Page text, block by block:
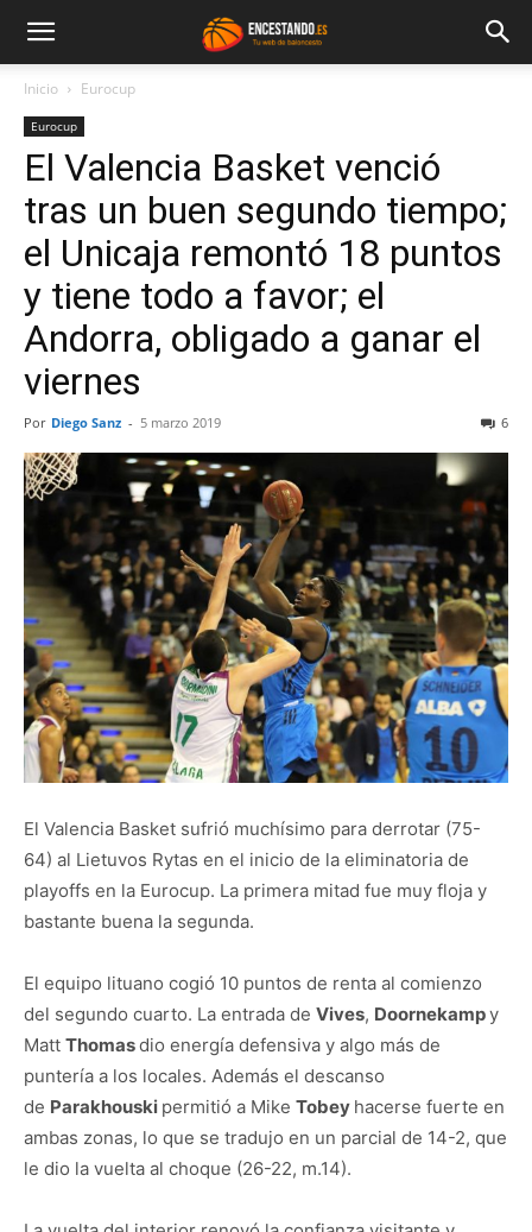
Inicio Eurocup
Eurocup
El Valencia Basket venció
tras un buen segundo tiempo;
el Unicaja remontó 18 puntos
y tiene todo a favor; el
Andorra, obligado a ganar el
viernes
Por Diego Sanz - 5 marzo 2019 6
El Valencia Basket sufrió muchísimo para derrotar (75-
64) al Lietuvos Rytas en el inicio de la eliminatoria de
playoffs en la Eurocup. La primera mitad fue muy floja y
bastante buena la segunda.
El equipo lituano cogió 10 puntos de renta al comienzo
del segundo cuarto. La entrada de Vives, Doornekampy
Matt Thomasdio energía defensiva y algo más de
puntería a los locales. Además el descanso
de Parakhouski permitió a Mike Tobey hacerse fuerte en
ambas zonas, lo que se tradujo en un parcial de 14-2, que
le dio la vuelta al choque (26-22, m.14).